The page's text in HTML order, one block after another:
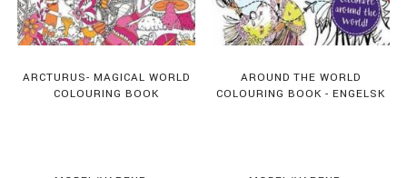
ARCTURUS- MAGICAL WORLD
COLOURING BOOK
AROUND THE WORLD
COLOURING BOOK - ENGELSK